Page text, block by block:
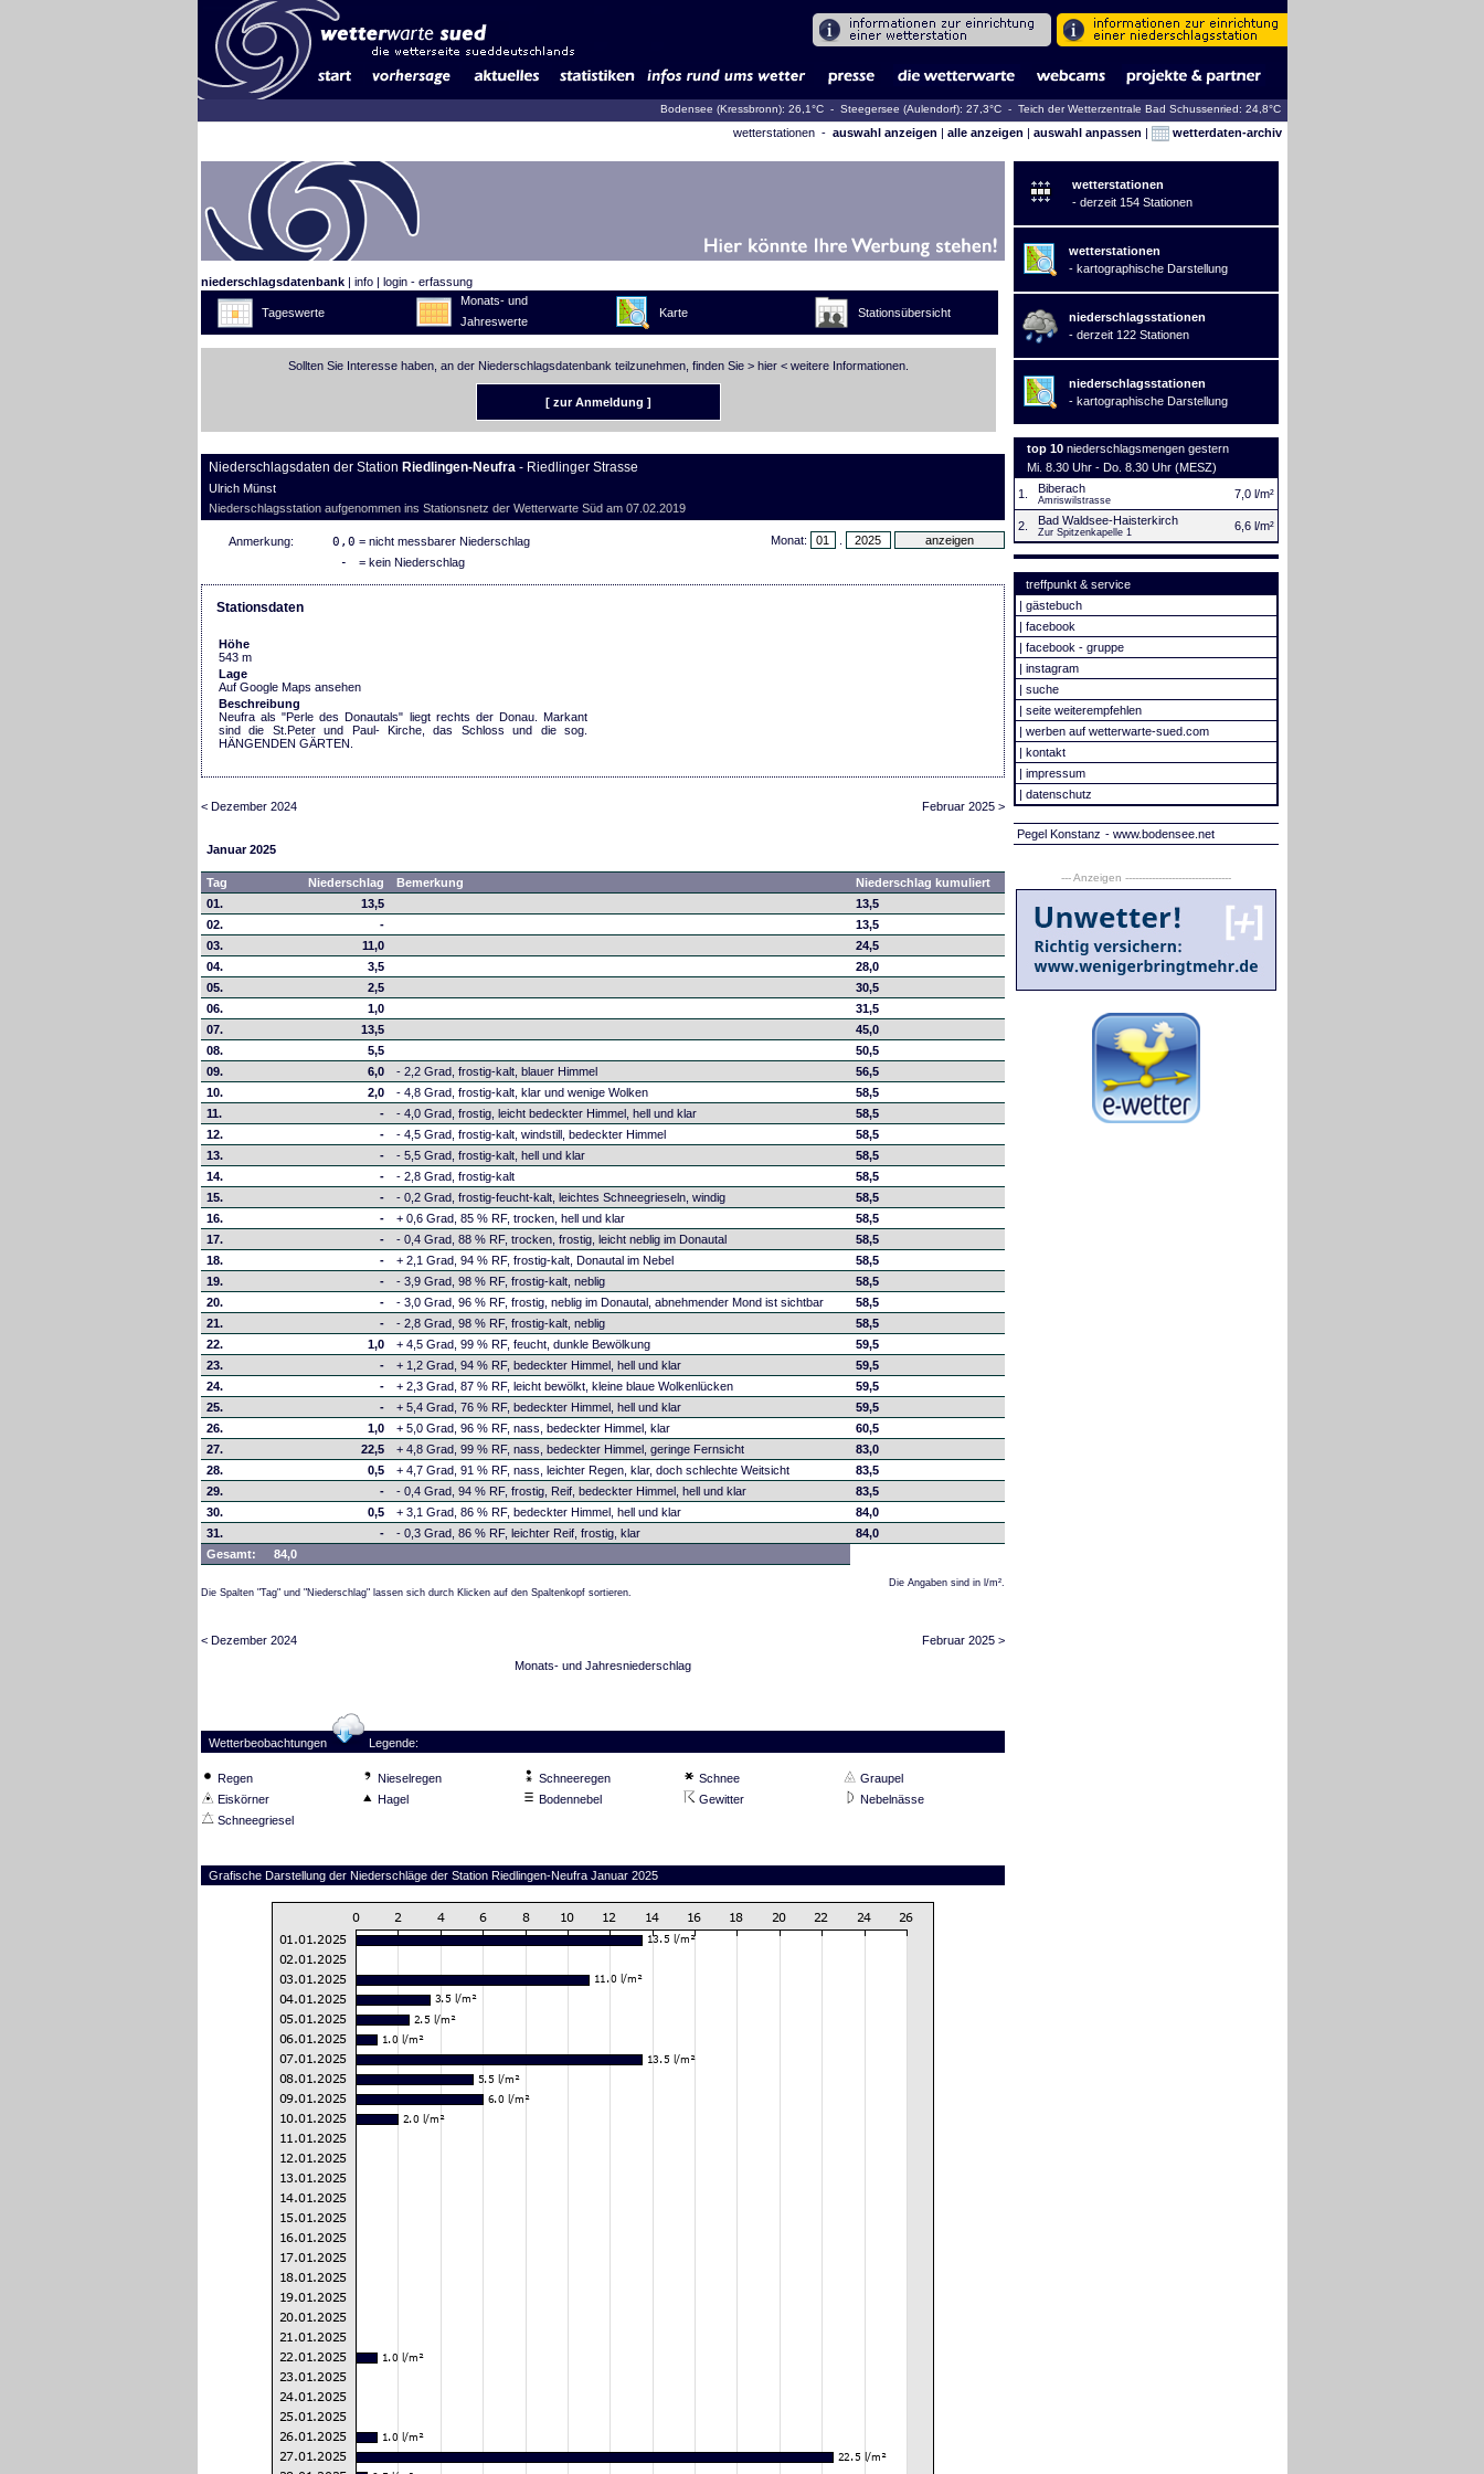
Bodensee (Kressbronn): 26,1°C - Steegersee (Aulendorf): 27,3°C - Teich der Wetterzentrale Bad Schussenried: 24,8°C
wetterstationen - auswahl anzeigen | alle anzeigen | auswahl anpassen | wetterdaten-archiv
niederschlagsdatenbank| info| login - erfassung
Tageswerte
Monats- und
Jahreswerte
Karte Stationsübersicht
Sollten Sie Interesse haben, an der Niederschlagsdatenbank teilzunehmen, finden Sie > hier< weitere Informationen.
[ zur Anmeldung ]
Niederschlagsdaten der Station Riedlingen-Neufra- Riedlinger Strasse
Ulrich Münst
Niederschlagsstation aufgenommen ins Stationsnetz der Wetterwarte Süd am 07.02.2019
Monat:
Anmerkung: 0,0 = nicht messbarer Niederschlag
- = kein Niederschlag
Stationsdaten
Höhe
543 m
Lage
Auf Google Maps ansehen
Beschreibung
Neufra als "Perle des Donautals" liegt rechts der Donau. Markant
sind die St.Peter und Paul- Kirche, das Schloss und die sog.
HÄNGENDEN GÄRTEN.
< Dezember 2024 Februar 2025 >
Januar 2025
Tag Niederschlag Bemerkung
Niederschlag kumuliert
01.
13,5
13,5
02.
-
13,5
03.
11,0
24,5
04.
3,5
28,0
05.
2,5
30,5
06.
1,0
31,5
07.
13,5
45,0
08.
5,5
50,5
09.
6,0 - 2,2 Grad, frostig-kalt, blauer Himmel
56,5
10.
2,0 - 4,8 Grad, frostig-kalt, klar und wenige Wolken
58,5
11.
- - 4,0 Grad, frostig, leicht bedeckter Himmel, hell und klar
58,5
12.
- - 4,5 Grad, frostig-kalt, windstill, bedeckter Himmel
58,5
13.
- - 5,5 Grad, frostig-kalt, hell und klar
58,5
14.
- - 2,8 Grad, frostig-kalt
58,5
15.
- - 0,2 Grad, frostig-feucht-kalt, leichtes Schneegrieseln, windig
58,5
16.
- + 0,6 Grad, 85 % RF, trocken, hell und klar
58,5
17.
- - 0,4 Grad, 88 % RF, trocken, frostig, leicht neblig im Donautal
58,5
18.
- + 2,1 Grad, 94 % RF, frostig-kalt, Donautal im Nebel
58,5
19.
- - 3,9 Grad, 98 % RF, frostig-kalt, neblig
58,5
20.
- - 3,0 Grad, 96 % RF, frostig, neblig im Donautal, abnehmender Mond ist sichtbar
58,5
21.
- - 2,8 Grad, 98 % RF, frostig-kalt, neblig
58,5
22.
1,0 + 4,5 Grad, 99 % RF, feucht, dunkle Bewölkung
59,5
23.
- + 1,2 Grad, 94 % RF, bedeckter Himmel, hell und klar
59,5
24.
- + 2,3 Grad, 87 % RF, leicht bewölkt, kleine blaue Wolkenlücken
59,5
25.
- + 5,4 Grad, 76 % RF, bedeckter Himmel, hell und klar
59,5
26.
1,0 + 5,0 Grad, 96 % RF, nass, bedeckter Himmel, klar
60,5
27.
22,5 + 4,8 Grad, 99 % RF, nass, bedeckter Himmel, geringe Fernsicht
83,0
28.
0,5 + 4,7 Grad, 91 % RF, nass, leichter Regen, klar, doch schlechte Weitsicht
83,5
29.
- - 0,4 Grad, 94 % RF, frostig, Reif, bedeckter Himmel, hell und klar
83,5
30.
0,5 + 3,1 Grad, 86 % RF, bedeckter Himmel, hell und klar
84,0
31.
- - 0,3 Grad, 86 % RF, leichter Reif, frostig, klar
84,0
Gesamt:
84,0
Die Spalten "Tag" und "Niederschlag" lassen sich durch Klicken auf den Spaltenkopf sortieren.
Die Angaben sind in l/m².
< Dezember 2024
Februar 2025 >
Monats- und Jahresniederschlag
Wetterbeobachtungen Legende:
Regen Nieselregen Schneeregen Schnee
Graupel
Eiskörner
Hagel Bodennebel Gewitter
Nebelnässe
Schneegriesel
Grafische Darstellung der Niederschläge der Station Riedlingen-Neufra Januar 2025
wetterstationen
- derzeit 154 Stationen
wetterstationen
- kartographische Darstellung
niederschlagsstationen
- derzeit 122 Stationen
niederschlagsstationen
- kartographische Darstellung
top 10 niederschlagsmengen gestern
Mi. 8.30 Uhr - Do. 8.30 Uhr (MESZ)
1.
Biberach
Amriswilstrasse 7,0 l/m²
2. Bad Waldsee-Haisterkirch
Zur Spitzenkapelle 1 6,6 l/m²
treffpunkt & service
| gästebuch
| facebook
| facebook - gruppe
| instagram
| suche
| seite weiterempfehlen
| werben auf wetterwarte-sued.com
| kontakt
| impressum
| datenschutz
Pegel Konstanz - www.bodensee.net
--- Anzeigen --------------------------------